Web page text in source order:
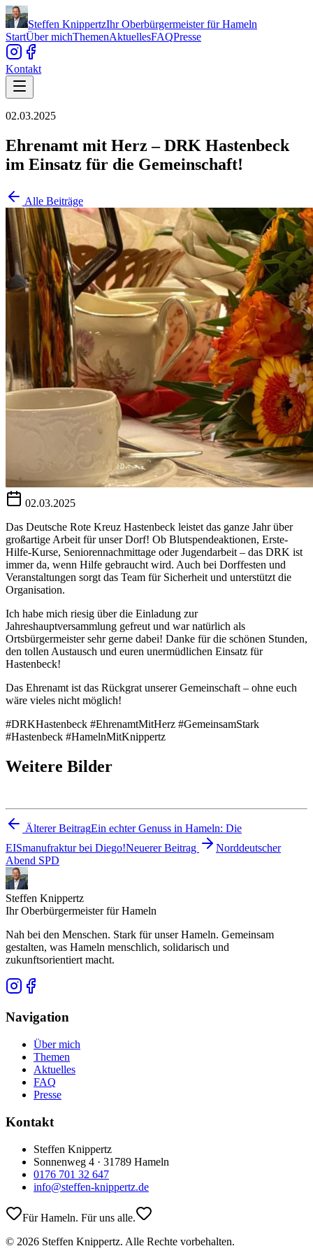
Steffen KnippertzIhr Oberbürgermeister für Hameln
StartÜber michThemenAktuellesFAQPresse
Kontakt
02.03.2025
Ehrenamt mit Herz – DRK Hastenbeck
im Einsatz für die Gemeinschaft!
Alle Beiträge
02.03.2025
Das Deutsche Rote Kreuz Hastenbeck leistet das ganze Jahr über
großartige Arbeit für unser Dorf! Ob Blutspendeaktionen, Erste-
Hilfe-Kurse, Seniorennachmittage oder Jugendarbeit – das DRK ist
immer da, wenn Hilfe gebraucht wird. Auch bei Dorffesten und
Veranstaltungen sorgt das Team für Sicherheit und unterstützt die
Organisation.
Ich habe mich riesig über die Einladung zur
Jahreshauptversammlung gefreut und war natürlich als
Ortsbürgermeister sehr gerne dabei! Danke für die schönen Stunden,
den tollen Austausch und euren unermüdlichen Einsatz für
Hastenbeck!
Das Ehrenamt ist das Rückgrat unserer Gemeinschaft – ohne euch
wäre vieles nicht möglich!
#DRKHastenbeck #EhrenamtMitHerz #GemeinsamStark
#Hastenbeck #HamelnMitKnippertz
Weitere Bilder
Älterer BeitragEin echter Genuss in Hameln: Die
EISmanufraktur bei Diego!Neuerer Beitrag
Norddeutscher
Abend SPD
Steffen Knippertz
Ihr Oberbürgermeister für Hameln
Nah bei den Menschen. Stark für unser Hameln. Gemeinsam
gestalten, was Hameln menschlich, solidarisch und
zukunftsorientiert macht.
Navigation
Über mich
Themen
Aktuelles
FAQ
Presse
Kontakt
Steffen Knippertz
Sonnenweg 4 · 31789 Hameln
0176 701 32 647
info@steffen-knippertz.de
Für Hameln. Für uns alle.
© 2026 Steffen Knippertz. Alle Rechte vorbehalten.